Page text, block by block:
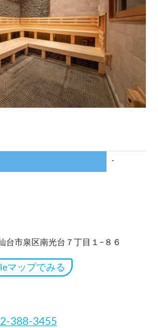
-
台市泉区南光台７丁目１−８６
マップでみる
388-3455